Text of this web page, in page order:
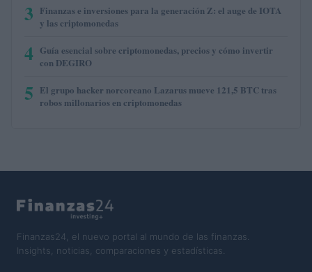
3 Finanzas e inversiones para la generación Z: el auge de IOTA
y las criptomonedas
4 Guía esencial sobre criptomonedas, precios y cómo invertir
con DEGIRO
5 El grupo hacker norcoreano Lazarus mueve 121,5 BTC tras
robos millonarios en criptomonedas
Finanzas24, el nuevo portal al mundo de las finanzas.
Insights, noticias, comparaciones y estadísticas.